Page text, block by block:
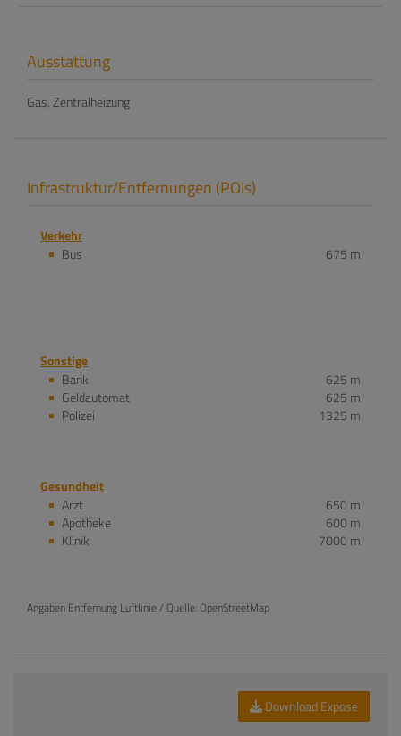
Ausstattung
Gas Zentralheizung
Infrastruktur/Entfernungen (POIs)
Verkehr
Bus
675 m
Sonstige
Bank
625 m
Geldautomat
625 m
Polizei
1325 m
Gesundheit
Arzt
650 m
Apotheke
600 m
Klinik
7000 m
Angaben Entfernung Luftlinie / Quelle: OpenStreetMap
Download Expose